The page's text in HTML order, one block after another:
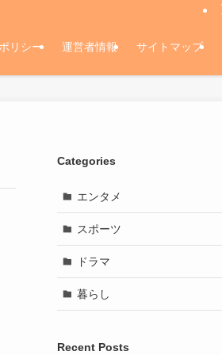
リシー 運営者情報 サイトマップ
Categories
エンタメ
スポーツ
ドラマ
暮らし
Recent Posts